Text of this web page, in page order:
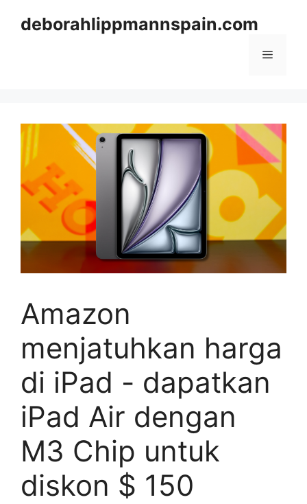
deborahlippmannspain.com
Menu
Amazon
menjatuhkan harga
di iPad - dapatkan
iPad Air dengan
M3 Chip untuk
diskon $ 150